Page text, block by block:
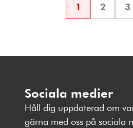
Sida
1 Sida
2 3
Sociala medier
Håll dig uppdaterad om
gärna med oss på sociala